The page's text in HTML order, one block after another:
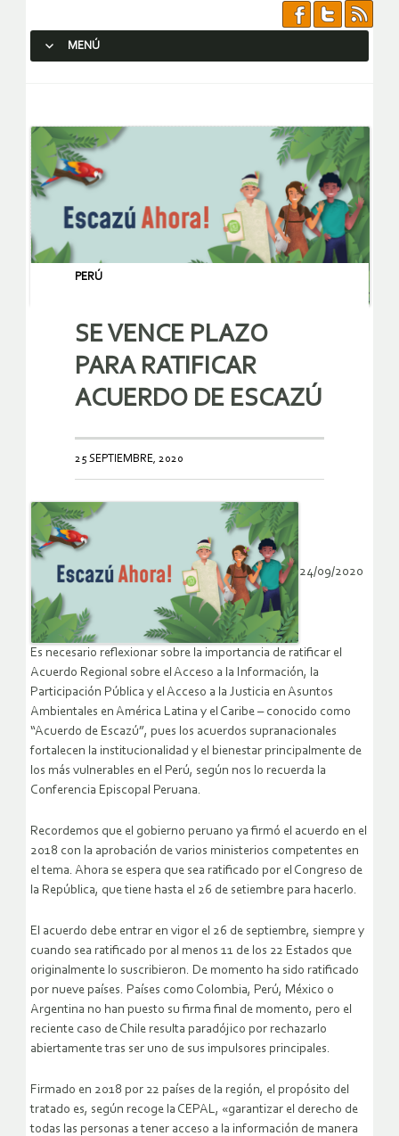
MENÚ
PERÚ
SE VENCE PLAZO
PARA RATIFICAR
ACUERDO DE ESCAZÚ
25 SEPTIEMBRE, 2020
24/09/2020
Es necesario reflexionar sobre la importancia de ratificar el
Acuerdo Regional sobre el Acceso a la Información, la
Participación Pública y el Acceso a la Justicia en Asuntos
Ambientales en América Latina y el Caribe – conocido como
“Acuerdo de Escazú”, pues los acuerdos supranacionales
fortalecen la institucionalidad y el bienestar principalmente de
los más vulnerables en el Perú, según nos lo recuerda la
Conferencia Episcopal Peruana.
Recordemos que el gobierno peruano ya firmó el acuerdo en el
2018 con la aprobación de varios ministerios competentes en
el tema. Ahora se espera que sea ratificado por el Congreso de
la República, que tiene hasta el 26 de setiembre para hacerlo.
El acuerdo debe entrar en vigor el 26 de septiembre, siempre y
cuando sea ratificado por al menos 11 de los 22 Estados que
originalmente lo suscribieron. De momento ha sido ratificado
por nueve países. Países como Colombia, Perú, México o
Argentina no han puesto su firma final de momento, pero el
reciente caso de Chile resulta paradójico por rechazarlo
abiertamente tras ser uno de sus impulsores principales.
Firmado en 2018 por 22 países de la región, el propósito del
tratado es, según recoge la CEPAL, «garantizar el derecho de
todas las personas a tener acceso a la información de manera